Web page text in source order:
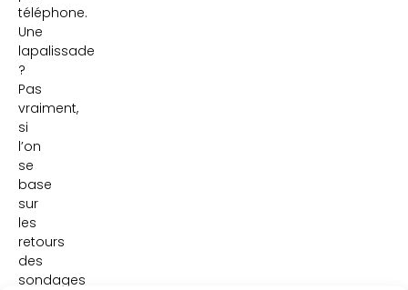
téléphone.
Une
lapalissade
?
Pas
vraiment,
si
l’on
se
base
sur
les
retours
des
sondages